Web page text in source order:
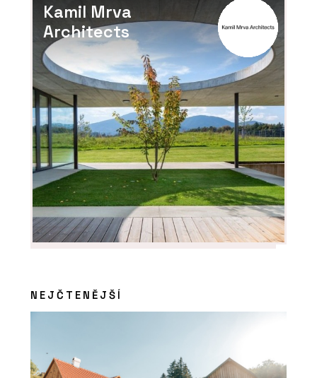
Kamil Mrva
Architects
NEJČTENĚJŠÍ